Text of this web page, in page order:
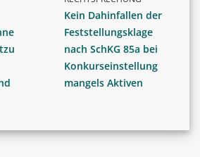
Kein Dahinfallen der
Feststellungsklage
nach SchKG 85a bei
Konkurseinstellung
mangels Aktiven